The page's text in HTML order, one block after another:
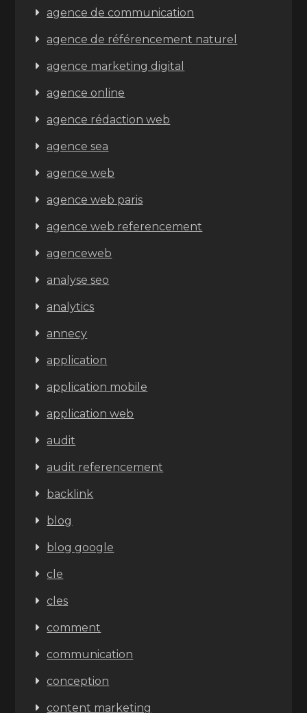
agence de communication
agence de référencement naturel
agence marketing digital
agence online
agence rédaction web
agence sea
agence web
agence web paris
agence web referencement
agenceweb
analyse seo
analytics
annecy
application
application mobile
application web
audit
audit referencement
backlink
blog
blog google
cle
cles
comment
communication
conception
content marketing